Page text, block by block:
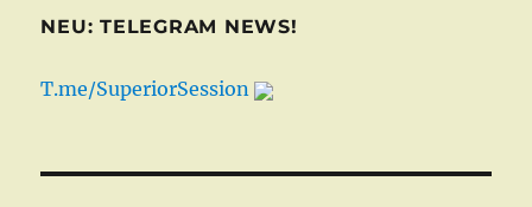
NEU: TELEGRAM NEWS!
T.me/SuperiorSession